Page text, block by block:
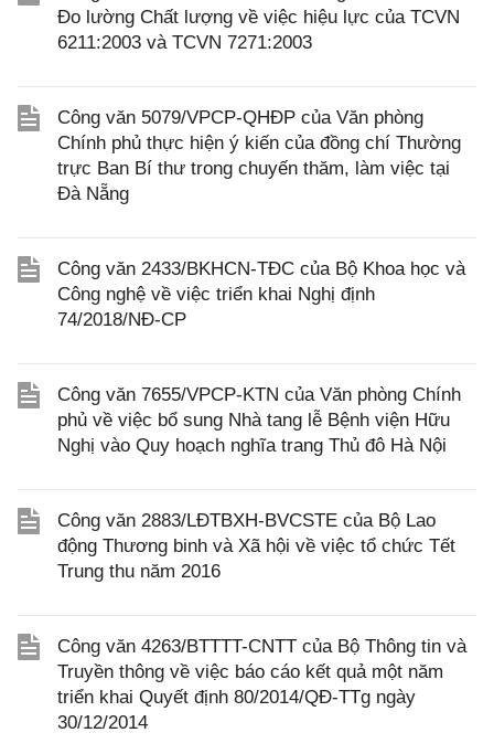
Đo lường Chất lượng về việc hiệu lực của TCVN
6211:2003 và TCVN 7271:2003
Công văn 5079/VPCP-QHĐP của Văn phòng
Chính phủ thực hiện ý kiến của đồng chí Thường
trực Ban Bí thư trong chuyến thăm, làm việc tại
Đà Nẵng
Công văn 2433/BKHCN-TĐC của Bộ Khoa học và
Công nghệ về việc triển khai Nghị định
74/2018/NĐ-CP
Công văn 7655/VPCP-KTN của Văn phòng Chính
phủ về việc bổ sung Nhà tang lễ Bệnh viện Hữu
Nghị vào Quy hoạch nghĩa trang Thủ đô Hà Nội
Công văn 2883/LĐTBXH-BVCSTE của Bộ Lao
động Thương binh và Xã hội về việc tổ chức Tết
Trung thu năm 2016
Công văn 4263/BTTTT-CNTT của Bộ Thông tin và
Truyền thông về việc báo cáo kết quả một năm
triển khai Quyết định 80/2014/QĐ-TTg ngày
30/12/2014